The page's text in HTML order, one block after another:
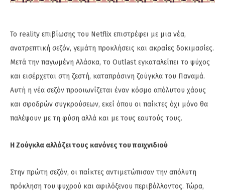
Το reality επιβίωσης του Netflix επιστρέφει με μια νέα,
ανατρεπτική σεζόν, γεμάτη προκλήσεις και ακραίες δοκιμασίες.
Μετά την παγωμένη Αλάσκα, το Outlast εγκαταλείπει το ψύχος
και εισέρχεται στη ζεστή, καταπράσινη ζούγκλα του Παναμά.
Αυτή η νέα σεζόν προοιωνίζεται έναν κόσμο απόλυτου χάους
και σφοδρών συγκρούσεων, εκεί όπου οι παίκτες όχι μόνο θα
παλέψουν με τη φύση αλλά και με τους εαυτούς τους.
Η Ζούγκλα αλλάζει τους κανόνες του παιχνιδιού
Στην πρώτη σεζόν, οι παίκτες αντιμετώπισαν την απόλυτη
πρόκληση του ψυχρού και αφιλόξενου περιβάλλοντος. Τώρα,